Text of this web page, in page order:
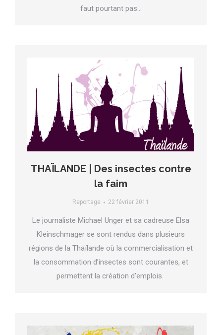
faut pourtant pas…
THAÏLANDE | Des insectes contre
la faim
Reportage 22 février 2011
Le journaliste Michael Unger et sa cadreuse Elsa
Kleinschmager se sont rendus dans plusieurs
régions de la Thaïlande où la commercialisation et
la consommation d’insectes sont courantes, et
permettent la création d’emplois.